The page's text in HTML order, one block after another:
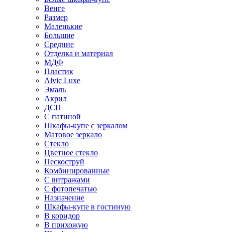
Венге
Размер
Маленькие
Большие
Средние
Отделка и материал
МДФ
Пластик
Alvic Luxe
Эмаль
Акрил
ДСП
С патиной
Шкафы-купе с зеркалом
Матовое зеркало
Стекло
Цветное стекло
Пескоструй
Комбинированные
С витражами
С фотопечатью
Назначение
Шкафы-купе в гостиную
В коридор
В прихожую